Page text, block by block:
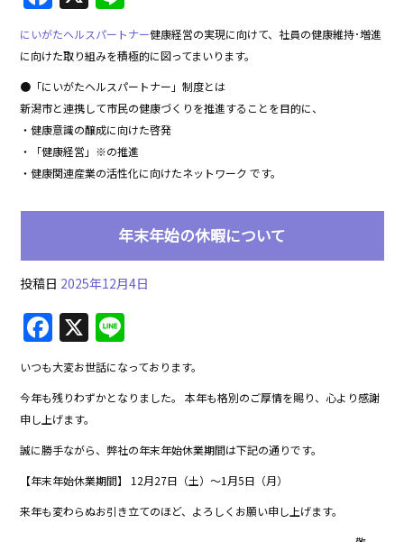
a
c
e
b
o
o
n
e
にいがたヘルスパートナー健康経営の実現に向けて、社員の健康維持･増進
に向けた取り組みを積極的に図ってまいります。
●「にいがたヘルスパートナー」制度とは
新潟市と連携して市⺠の健康づくりを推進することを⽬的に、
・健康意識の醸成に向けた啓発
・「健康経営」※の推進
・健康関連産業の活性化に向けたネットワーク です。
年末年始の休暇について
投稿日 2025年12月4日
F
a
c
e
b
o
o
k
X
n
e
いつも大変お世話になっております。
今年も残りわずかとなりました。 本年も格別のご厚情を賜り、心より感謝
申し上げます。
誠に勝手ながら、弊社の年末年始休業期間は下記の通りです。
【年末年始休業期間】 12月27日（土）～1月5日（月）
来年も変わらぬお引き立てのほど、よろしくお願い申し上げます。